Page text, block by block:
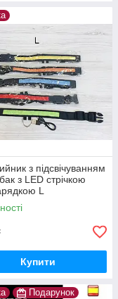
з підсвічуванням
з LED стрічкою
L
Купити
Подарунок